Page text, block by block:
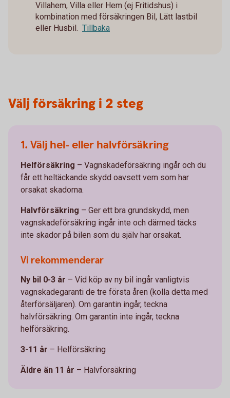
Villahem, Villa eller Hem (ej Fritidshus) i
kombination med försäkringen Bil, Lätt lastbil
eller Husbil. Tillbaka
Välj försäkring i 2 steg
1. Välj hel- eller halvförsäkring
Helförsäkring – Vagnskadeförsäkring ingår och du
får ett heltäckande skydd oavsett vem som har
orsakat skadorna.
Halvförsäkring – Ger ett bra grundskydd, men
vagnskadeförsäkring ingår inte och därmed täcks
inte skador på bilen som du själv har orsakat.
Vi rekommenderar
Ny bil 0-3 år – Vid köp av ny bil ingår vanligtvis
vagnskadegaranti de tre första åren (kolla detta med
återförsäljaren). Om garantin ingår, teckna
halvförsäkring. Om garantin inte ingår, teckna
helförsäkring.
3-11 år – Helförsäkring
Äldre än 11 år – Halvförsäkring